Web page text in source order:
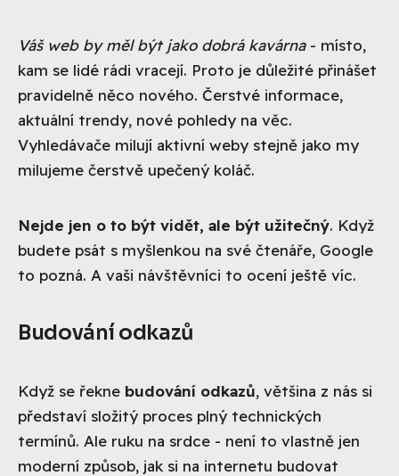
Váš web by měl být jako dobrá kavárna- místo,
kam se lidé rádi vracejí. Proto je důležité přinášet
pravidelně něco nového. Čerstvé informace,
aktuální trendy, nové pohledy na věc.
Vyhledávače milují aktivní weby stejně jako my
milujeme čerstvě upečený koláč.
Nejde jen o to být vidět, ale být užitečný. Když
budete psát s myšlenkou na své čtenáře, Google
to pozná. A vaši návštěvníci to ocení ještě víc.
Budování odkazů
Když se řekne budování odkazů, většina z nás si
představí složitý proces plný technických
termínů. Ale ruku na srdce - není to vlastně jen
moderní způsob, jak si na internetu budovat